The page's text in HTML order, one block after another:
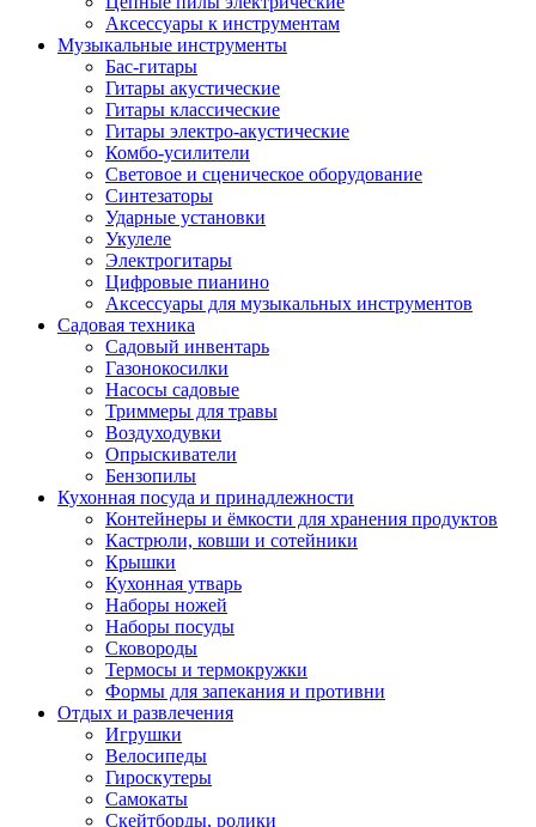
Аксессуары к инструментам
Музыкальные инструменты
Бас-гитары
Гитары акустические
Гитары классические
Гитары электро-акустические
Комбо-усилители
Световое и сценическое оборудование
Синтезаторы
Ударные установки
Укулеле
Электрогитары
Цифровые пианино
Аксессуары для музыкальных инструментов
Садовая техника
Садовый инвентарь
Газонокосилки
Насосы садовые
Триммеры для травы
Воздуходувки
Опрыскиватели
Бензопилы
Кухонная посуда и принадлежности
Контейнеры и ёмкости для хранения продуктов
Кастрюли, ковши и сотейники
Крышки
Кухонная утварь
Наборы ножей
Наборы посуды
Сковороды
Термосы и термокружки
Формы для запекания и противни
Отдых и развлечения
Игрушки
Велосипеды
Гироскутеры
Самокаты
Скейтборды, ролики